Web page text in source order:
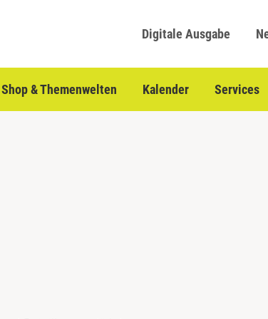
Digitale Ausgabe
Shop & Themenwelten Kalender Services